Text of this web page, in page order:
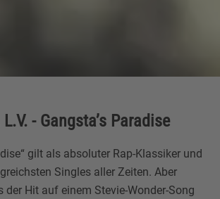
- Gangsta’s Paradise
gilt als absoluter Rap-Klassiker und
Singles aller Zeiten. Aber
der Hit auf einem Stevie-Wonder-Song